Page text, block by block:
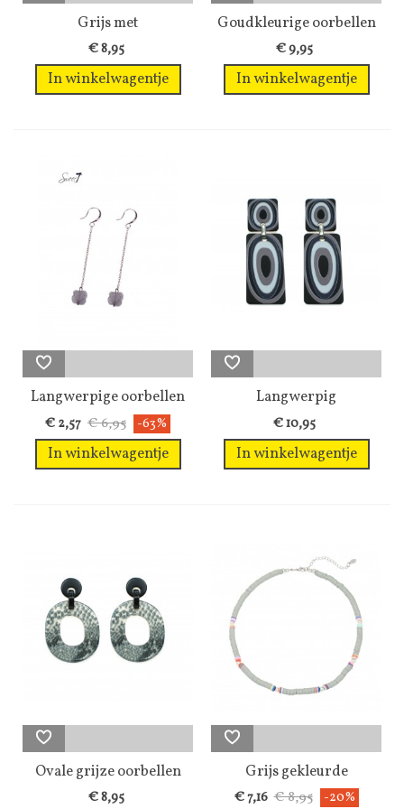
Grijs met
goudkleurige...
€ 8,95
In winkelwagentje
Goudkleurige oorbellen
met ronde...
€ 9,95
In winkelwagentje
Langwerpige oorbellen
met grijze...
€ 2,57 € 6,95 -63%
In winkelwagentje
Langwerpig
rechthoekige...
€ 10,95
In winkelwagentje
Ovale grijze oorbellen
met...
€ 8,95
Grijs gekleurde
halsketting van...
€ 7,16 € 8,95 -20%